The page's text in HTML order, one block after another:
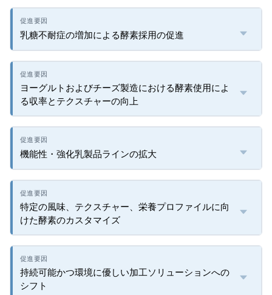
乳糖不耐症の増加による酵素採用の促進
ヨーグルトおよびチーズ製造における酵素使用によ
る収率とテクスチャーの向上
機能性・強化乳製品ラインの拡大
特定の風味、テクスチャー、栄養プロファイルに向
けた酵素のカスタマイズ
持続可能かつ環境に優しい加工ソリューションへの
シフト